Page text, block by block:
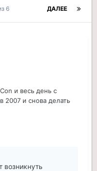
ДАЛЕЕ
6
и весь день с
2007 и снова делать